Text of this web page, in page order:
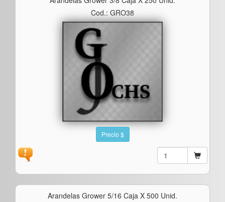
Cod.: GRO38
Precio $
Arandelas Grower 5/16 Caja X 500 Unid.